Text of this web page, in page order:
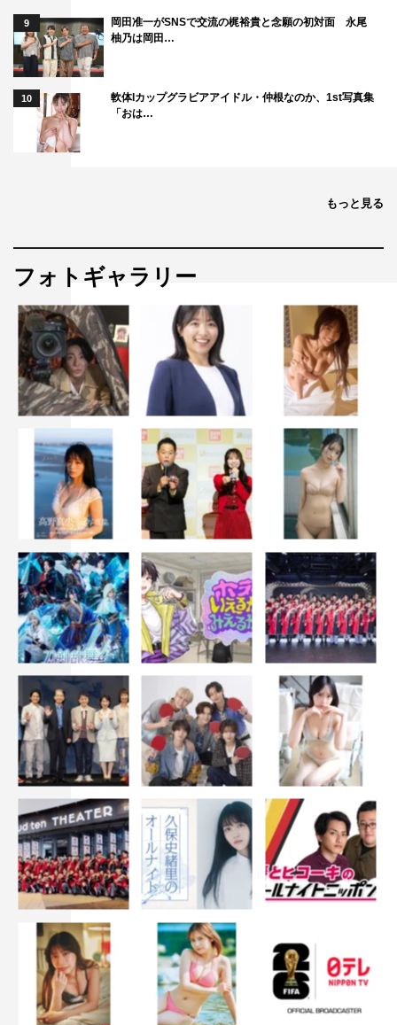
9
岡田准一がSNSで交流の梶裕貴と念願の初対面 永尾
柚乃は岡田…
10
軟体Iカップグラビアアイドル・仲根なのか、1st写真集
「おは…
もっと見る
フォトギャラリー